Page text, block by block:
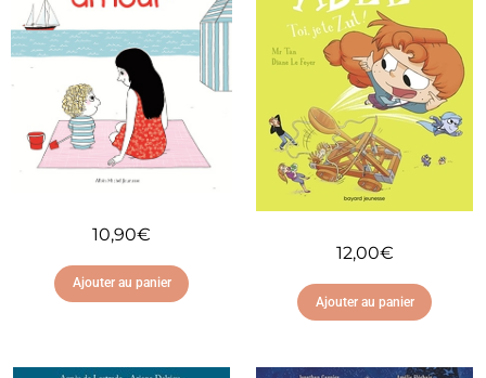
10,90€
Ajouter au panier
12,00€
Ajouter au panier